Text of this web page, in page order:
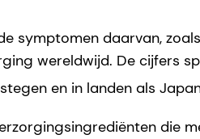
symptomen daarvan,
wereldwijd. De cijfers
en in landen als
die